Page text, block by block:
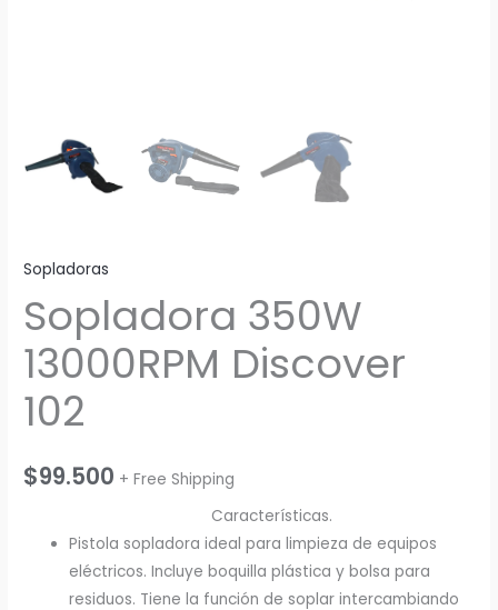
Sopladoras
Sopladora 350W
13000RPM Discover
102
$99.500 + Free Shipping
Características.
Pistola sopladora ideal para limpieza de equipos
eléctricos. Incluye boquilla plástica y bolsa para
residuos. Tiene la función de soplar intercambiando